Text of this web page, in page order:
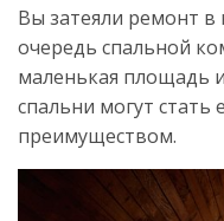
Вы затеяли ремонт
очередь спальной
маленькая площадь
спальни могут
преимуществом.